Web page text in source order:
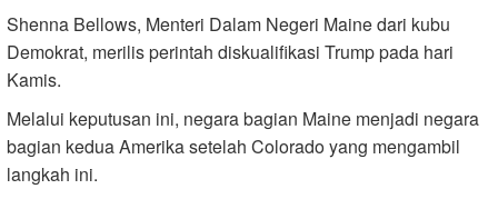
Shenna Bellows, Menteri Dalam Negeri Maine dari kubu
Demokrat, merilis perintah diskualifikasi Trump pada hari
Kamis.
Melalui keputusan ini, negara bagian Maine menjadi negara
bagian kedua Amerika setelah Colorado yang mengambil
langkah ini.